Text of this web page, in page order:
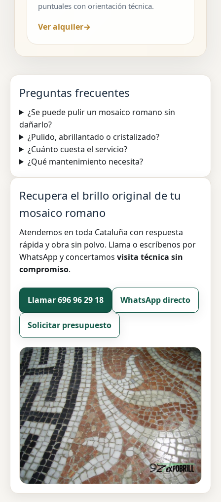
puntuales con orientación técnica.
Ver alquiler→
Preguntas frecuentes
¿Se puede pulir un mosaico romano sin
dañarlo?
¿Pulido, abrillantado o cristalizado?
¿Cuánto cuesta el servicio?
¿Qué mantenimiento necesita?
Recupera el brillo original de tu
mosaico romano
Atendemos en toda Cataluña con respuesta
rápida y obra sin polvo. Llama o escríbenos por
WhatsApp y concertamos visita técnica sin
compromiso.
Llamar 696 96 29 18 WhatsApp directo
Solicitar presupuesto